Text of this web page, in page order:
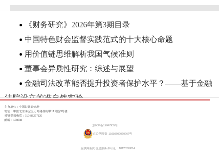
《财务研究》2026年第3期目录
中国特色财会监督实践范式的十大核心命题
用价值链思维解析我国气候准则
董事会异质性研究：综述与展望
金融司法改革能否提升投资者保护水平？——基于金融
法院设立的准自然实验
主办单位：中国财政杂志社
地址：中国北京海淀区万寿路西街甲11号院3号楼
投诉举报电话：010-88227120
邮编：100036
京ICP备19047955号
京公网安备 11010802030967号
互联网新闻信息服务许可证：10120240014